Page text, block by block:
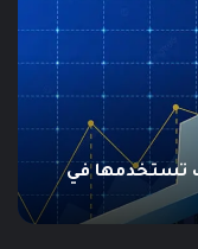
تنخفض إلى أدنى